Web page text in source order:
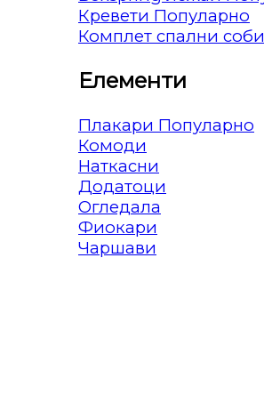
Кревети
Комплет спални соби
Елементи
Плакари
Комоди
Наткасни
Додатоци
Огледала
Фиокари
Чаршави